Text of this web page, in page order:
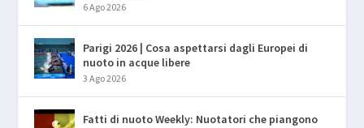
6 Ago 2026
Parigi 2026 | Cosa aspettarsi dagli Europei di
nuoto in acque libere
3 Ago 2026
Fatti di nuoto Weekly: Nuotatori che piangono